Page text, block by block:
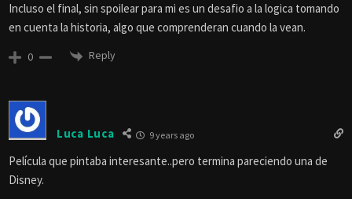
Incluso el final, sin spoilear para mi es un desafio a la logica tomando
en cuenta la historia, algo que comprenderan cuando la vean.
0 Reply
Luca Luca 9 years ago
Película que pintaba interesante..pero termina pareciendo una de
Disney.